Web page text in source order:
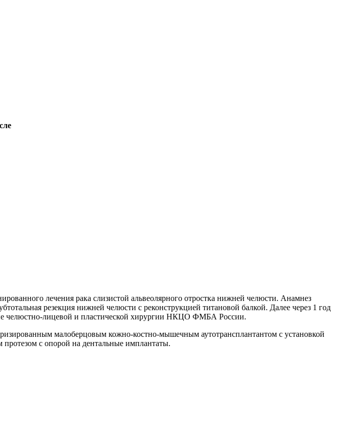
лечения рака слизистой альвеолярного отростка нижней челюсти. Анамнез
резекция нижней челюсти с реконструкцией титановой балкой. Далее через 1 год
челюстно-лицевой и пластической хирургии НКЦО ФМБА России.
малоберцовым кожно-костно-мышечным аутотрансплантантом с установкой
с опорой на дентальные имплантаты.